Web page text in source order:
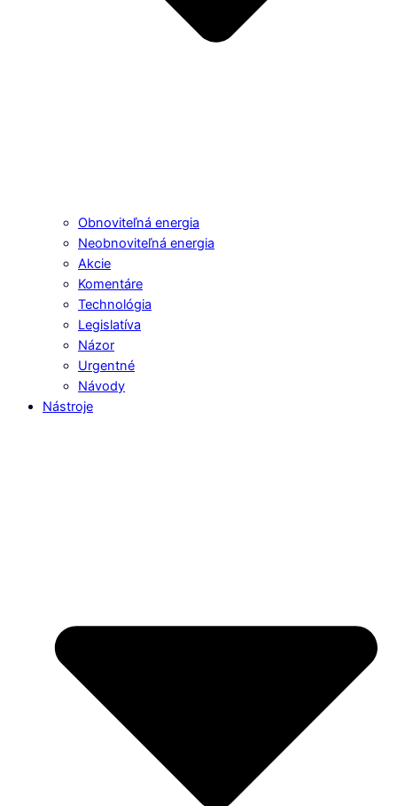
Obnoviteľná energia
Neobnoviteľná energia
Akcie
Komentáre
Technológia
Legislatíva
Názor
Urgentné
Návody
Nástroje